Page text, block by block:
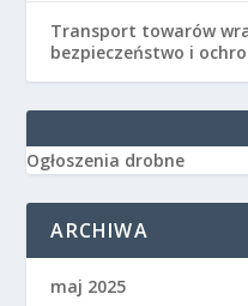
Transport towarów
bezpieczeństwo i
Ogłoszenia drobne
ARCHIWA
maj 2025